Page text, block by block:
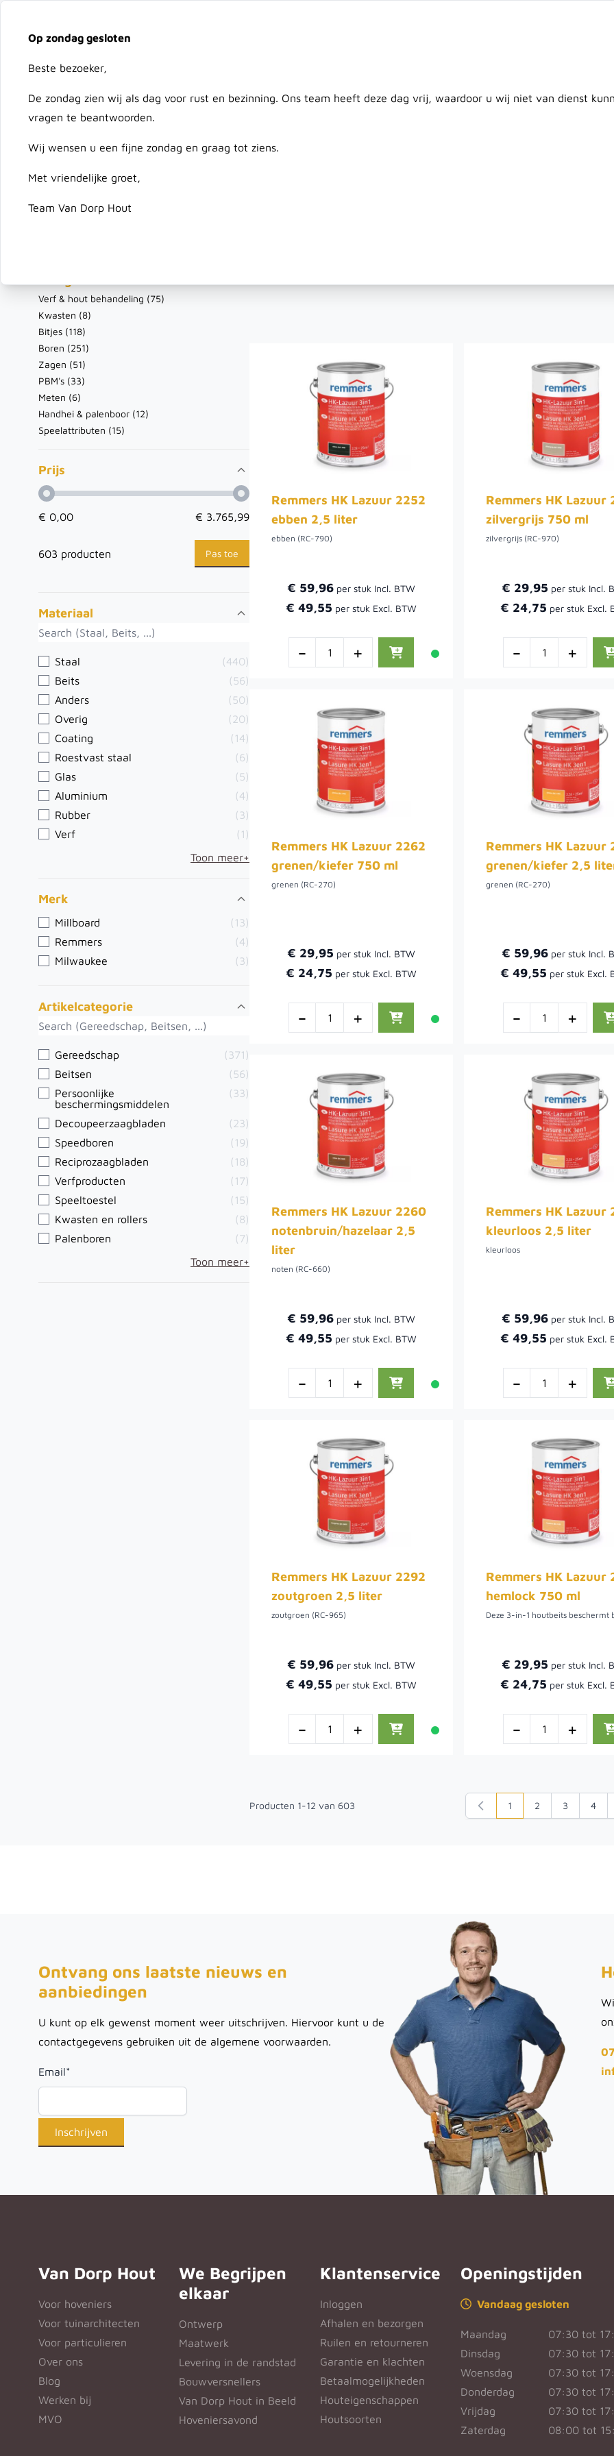
Op zondag gesloten
Beste bezoeker,
De zondag zien wij als dag voor rust en bezinning. Ons team heeft deze dag vrij, waardoor u wij niet van dienst
vragen te beantwoorden.
Wij wensen u een fijne zondag en graag tot ziens.
Met vriendelijke groet,
Team Van Dorp Hout
Ga naar de inhoud
Hout Composiet & Kunststof Schutting & Deuren
Verf & hout behandeling (75)
Kwasten (8)
Bitjes (118)
Boren (251)
Zagen (51)
PBM's (33)
Meten (6)
Handhei & palenboor (12)
Speelattributen (15)
Prijs
€ 0,00 € 3.765,99
603 producten Pas toe
Materiaal
Staal
(440)
Beits
(56)
Anders
(50)
Overig
(20)
Coating
(14)
Roestvast staal
(6)
Glas
(5)
Aluminium
(4)
Rubber
(3)
Verf
(1)
Toon meer+
Merk
Millboard
(13)
Remmers
(4)
Milwaukee
(3)
Artikelcategorie
Gereedschap
(371)
Beitsen
(56)
Persoonlijke
beschermingsmiddelen
(33)
Decoupeerzaagbladen
(23)
Speedboren
(19)
Reciprozaagbladen
(18)
Verfproducten
(17)
Speeltoestel
(15)
Kwasten en rollers
(8)
Palenboren
(7)
Toon meer+
Remmers HK Lazuur 2252
ebben 2,5 liter
ebben (RC-790)
€ 59,96
€ 49,55
- +
Remmers HK Lazuur
zilvergrijs 750 ml
zilvergrijs (RC-970)
€ 29,95
€ 24,75
- +
Remmers HK Lazuur 2262
grenen/kiefer 750 ml
grenen (RC-270)
€ 29,95
€ 24,75
- +
Remmers HK Lazuur
grenen/kiefer 2,5
grenen (RC-270)
€ 59,96
€ 49,55
- +
Remmers HK Lazuur 2260
notenbruin/hazelaar 2,5
liter
noten (RC-660)
€ 59,96
€ 49,55
- +
Remmers HK Lazuur
kleurloos 2,5 liter
kleurloos
€ 59,96
€ 49,55
- +
Remmers HK Lazuur 2292
zoutgroen 2,5 liter
zoutgroen (RC-965)
€ 59,96
€ 49,55
- +
Remmers HK Lazuur
hemlock 750 ml
€ 29,95
€ 24,75
- +
Producten 1-12 van 603 U lees momenteel pagina
1 Pagina
2 Pagina
3 4
Ontvang ons laatste nieuws en
aanbiedingen
U kunt op elk gewenst moment weer uitschrijven. Hiervoor kunt u de
contactgegevens gebruiken uit de algemene voorwaarden.
Email*
Van Dorp Hout
Voor hoveniers
Voor tuinarchitecten
Voor particulieren
Over ons
Blog
Werken bij
MVO
We Begrijpen
elkaar
Ontwerp
Maatwerk
Levering in de randstad
Bouwversnellers
Van Dorp Hout in Beeld
Hoveniersavond
Klantenservice
Inloggen
Afhalen en bezorgen
Ruilen en retourneren
Garantie en klachten
Betaalmogelijkheden
Houteigenschappen
Houtsoorten
Openingstijden
Vandaag gesloten
Maandag
07:30 tot
Dinsdag
07:30 tot
Woensdag
07:30 tot
Donderdag
07:30 tot
Vrijdag
07:30 tot
Zaterdag
08:00 tot